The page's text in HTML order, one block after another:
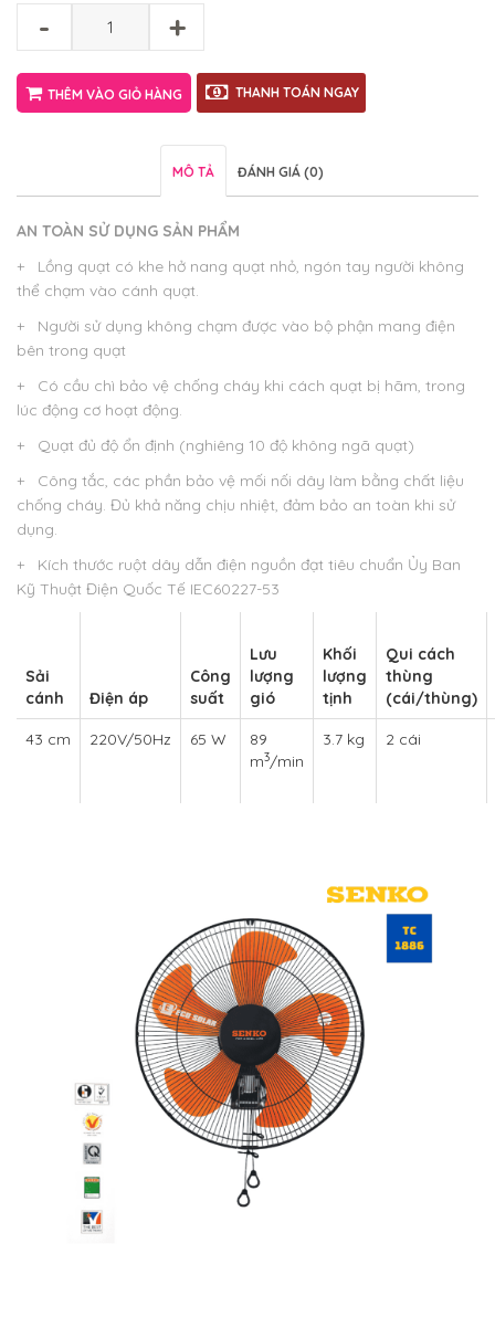
- +
THÊM VÀO GIỎ HÀNG THANH TOÁN NGAY
MÔ TẢ ĐÁNH GIÁ (0)
AN TOÀN SỬ DỤNG SẢN PHẨM
+ Lồng quạt có khe hở nang quạt nhỏ, ngón tay người không
thể chạm vào cánh quạt.
+ Người sử dụng không chạm được vào bộ phận mang điện
bên trong quạt
+ Có cầu chì bảo vệ chống cháy khi cách quạt bị hãm, trong
lúc động cơ hoạt động.
+ Quạt đủ độ ổn định (nghiêng 10 độ không ngã quạt)
+ Công tắc, các phần bảo vệ mối nối dây làm bằng chất liệu
chống cháy. Đủ khả năng chịu nhiệt, đảm bảo an toàn khi sử
dụng.
+ Kích thước ruột dây dẫn điện nguồn đạt tiêu chuẩn Ủy Ban
Kỹ Thuật Điện Quốc Tế IEC60227-53
Sải
cánh
Điện áp
Công
suất
Lưu
lượng
gió
Khối
lượng
tịnh
Qui cách
thùng
(cái/thùng)
43 cm 220V/50Hz 65 W
89
m3/min
3.7 kg 2 cái